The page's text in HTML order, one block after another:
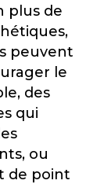
plus de
peuvent
le
des
qui
ou
de point